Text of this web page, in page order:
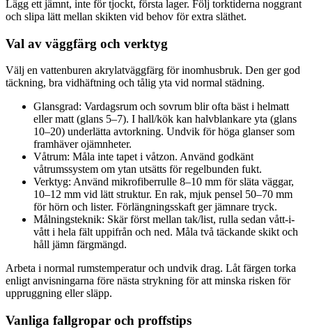
Lägg ett jämnt, inte för tjockt, första lager. Följ torktiderna noggrant
och slipa lätt mellan skikten vid behov för extra släthet.
Val av väggfärg och verktyg
Välj en vattenburen akrylatväggfärg för inomhusbruk. Den ger god
täckning, bra vidhäftning och tålig yta vid normal städning.
Glansgrad: Vardagsrum och sovrum blir ofta bäst i helmatt
eller matt (glans 5–7). I hall/kök kan halvblankare yta (glans
10–20) underlätta avtorkning. Undvik för höga glanser som
framhäver ojämnheter.
Våtrum: Måla inte tapet i våtzon. Använd godkänt
våtrumssystem om ytan utsätts för regelbunden fukt.
Verktyg: Använd mikrofiberrulle 8–10 mm för släta väggar,
10–12 mm vid lätt struktur. En rak, mjuk pensel 50–70 mm
för hörn och lister. Förlängningsskaft ger jämnare tryck.
Målningsteknik: Skär först mellan tak/list, rulla sedan vått-i-
vått i hela fält uppifrån och ned. Måla två täckande skikt och
håll jämn färgmängd.
Arbeta i normal rumstemperatur och undvik drag. Låt färgen torka
enligt anvisningarna före nästa strykning för att minska risken för
uppruggning eller släpp.
Vanliga fallgropar och proffstips